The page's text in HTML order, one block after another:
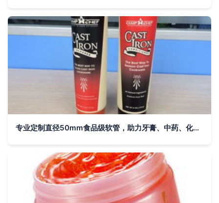
专业定制直径50mm食品级软管，助力牙膏、中药、化妆品包装升级